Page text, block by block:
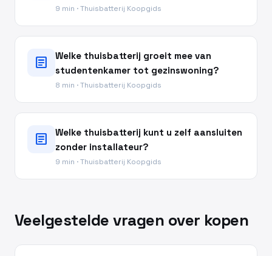
9 min · Thuisbatterij Koopgids
article
Welke thuisbatterij groeit mee van
studentenkamer tot gezinswoning?
8 min · Thuisbatterij Koopgids
article
Welke thuisbatterij kunt u zelf aansluiten
zonder installateur?
9 min · Thuisbatterij Koopgids
Veelgestelde vragen over kopen